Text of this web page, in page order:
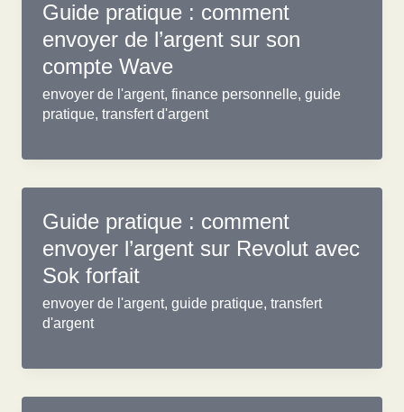
Guide pratique : comment
envoyer de l’argent sur son
compte Wave
envoyer de l'argent,finance personnelle,guide
pratique,transfert d'argent
Guide pratique : comment
envoyer l’argent sur Revolut avec
Sok forfait
envoyer de l'argent,guide pratique,transfert
d'argent